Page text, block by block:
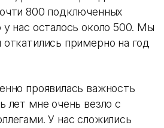
800 подключенных
нас осталось около 500. Мы
примерно на год
проявилась важность
лет мне очень везло с
У нас сложились